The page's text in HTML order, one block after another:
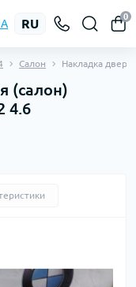
RU
0
Салон Накладка
(салон)
4.6